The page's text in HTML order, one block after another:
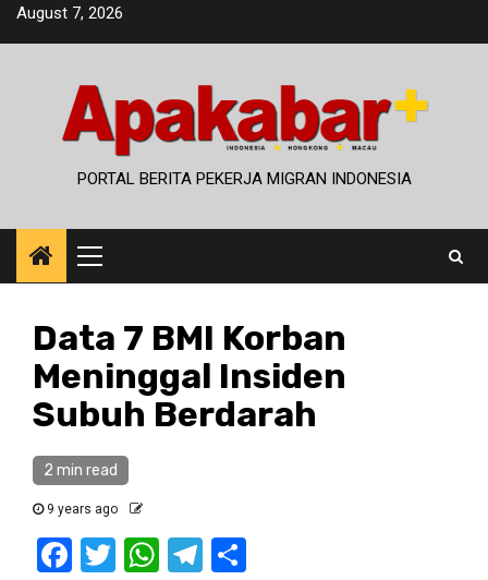
SkipAugust 7, 2026
PORTAL BERITA PEKERJA MIGRAN INDONESIA
Primary
Menu
Data 7 BMI Korban
Meninggal Insiden
Subuh Berdarah
2 min read
9 years ago
Facebook
Twitter
WhatsApp
Telegram